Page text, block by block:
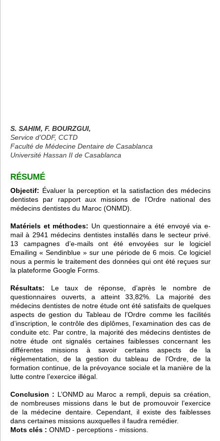
S. SAHIM, F. BOURZGUI,
Service d’ODF, CCTD
Faculté de Médecine Dentaire de Casablanca
Université Hassan II de Casablanca
RÉSUMÉ
Objectif: Évaluer la perception et la satisfaction des médecins
dentistes par rapport aux missions de l’Ordre national des
médecins dentistes du Maroc (ONMD).
Matériels et méthodes: Un questionnaire a été envoyé via e-
mail à 2941 médecins dentistes installés dans le secteur privé.
13 campagnes d’e-mails ont été envoyées sur le logiciel
Emailing « Sendinblue » sur une période de 6 mois. Ce logiciel
nous a permis le traitement des données qui ont été reçues sur
la plateforme Google Forms.
Résultats: Le taux de réponse, d’après le nombre de
questionnaires ouverts, a atteint 33,82%. La majorité des
médecins dentistes de notre étude ont été satisfaits de quelques
aspects de gestion du Tableau de l’Ordre comme les facilités
d’inscription, le contrôle des diplômes, l’examination des cas de
conduite etc. Par contre, la majorité des médecins dentistes de
notre étude ont signalés certaines faiblesses concernant les
différentes missions à savoir certains aspects de la
réglementation, de la gestion du tableau de l’Ordre, de la
formation continue, de la prévoyance sociale et la manière de la
lutte contre l’exercice illégal.
Conclusion : L’ONMD au Maroc a rempli, depuis sa création,
de nombreuses missions dans le but de promouvoir l’exercice
de la médecine dentaire. Cependant, il existe des faiblesses
dans certaines missions auxquelles il faudra remédier.
Mots clés : ONMD - perceptions - missions.